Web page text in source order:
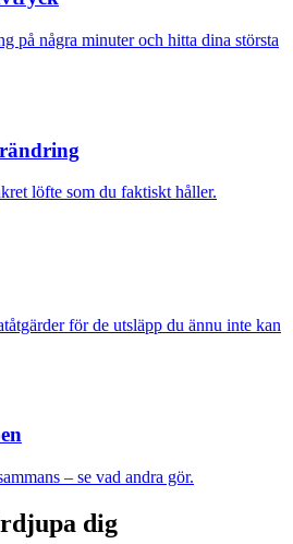
på några minuter och hitta dina största
löfte som du faktiskt håller.
för de utsläpp du ännu inte kan
– se vad andra gör.
dig